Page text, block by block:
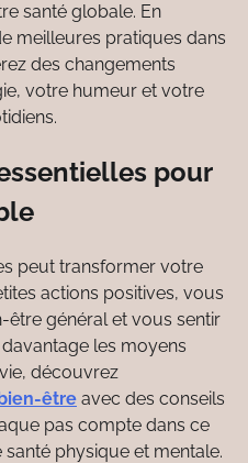
santé globale. En
meilleures pratiques dans
des changements
votre humeur et votre
pour
peut transformer votre
actions positives, vous
général et vous sentir
les moyens
découvrez
être avec des conseils
pas compte dans ce
physique et mentale.